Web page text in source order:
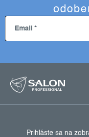
Email
Prihláste sa na